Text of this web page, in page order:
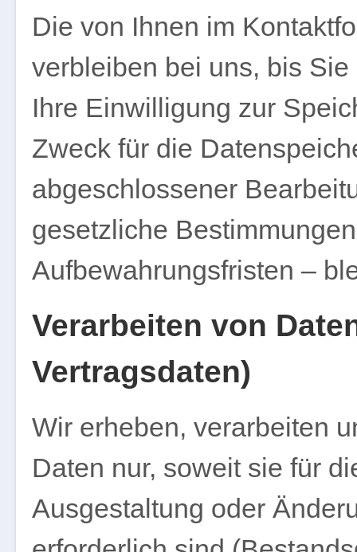
Die von Ihnen im
verbleiben bei uns, bis
Ihre Einwilligung zur
Zweck für die
abgeschlossener
gesetzliche
Aufbewahrungsfristen –
Verarbeiten von
Vertragsdaten)
Wir erheben, verarbeiten
Daten nur, soweit sie für
Ausgestaltung oder